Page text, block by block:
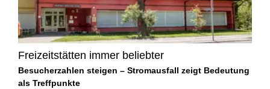
Freizeitstätten immer beliebter
Besucherzahlen steigen – Stromausfall zeigt Bedeutung
als Treffpunkte